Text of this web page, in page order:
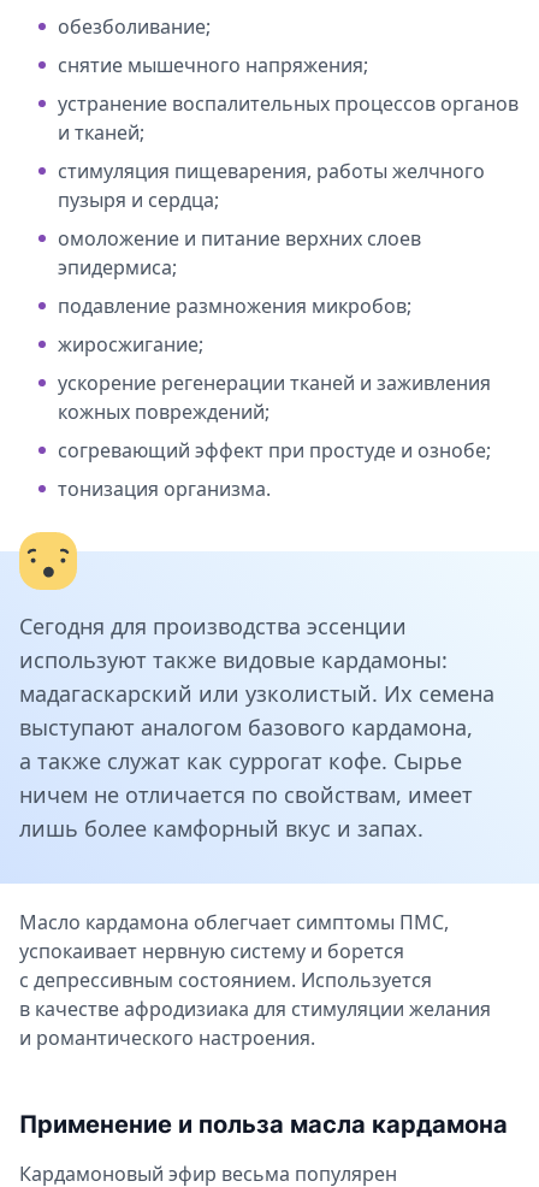
обезболивание;
снятие мышечного напряжения;
устранение воспалительных процессов органов
и тканей;
стимуляция пищеварения, работы желчного
пузыря и сердца;
омоложение и питание верхних слоев
эпидермиса;
подавление размножения микробов;
жиросжигание;
ускорение регенерации тканей и заживления
кожных повреждений;
согревающий эффект при простуде и ознобе;
тонизация организма.
Сегодня для производства эссенции
используют также видовые кардамоны:
мадагаскарский или узколистый. Их семена
выступают аналогом базового кардамона,
а также служат как суррогат кофе. Сырье
ничем не отличается по свойствам, имеет
лишь более камфорный вкус и запах.
Масло кардамона облегчает симптомы ПМС,
успокаивает нервную систему и борется
с депрессивным состоянием. Используется
в качестве афродизиака для стимуляции желания
и романтического настроения.
Применение и польза масла кардамона
Кардамоновый эфир весьма популярен